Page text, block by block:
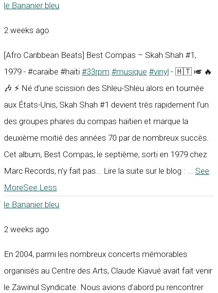
le Bananier bleu
2 weeks ago
[Afro Caribbean Beats] Best Compas – Skah Shah #1,
1979 - #caraïbe #haïti #33rpm #musique #vinyl - 🇭🇹 🎺 🔥
🎶 ⚡ Né d’une scission des Shleu-Shleu alors en tournée
aux États-Unis, Skah Shah #1 devient très rapidement l’un
des groupes phares du compas haïtien et marque la
deuxième moitié des années 70 par de nombreux succès.
Cet album, Best Compas, le septième, sorti en 1979 chez
Marc Records, n’y fait pas... Lire la suite sur le blog : ... See
MoreSee Less
le Bananier bleu
2 weeks ago
En 2004, parmi les nombreux concerts mémorables
organisés au Centre des Arts, Claude Kiavué avait fait venir
le Zawinul Syndicate. Nous avions d’abord pu rencontrer